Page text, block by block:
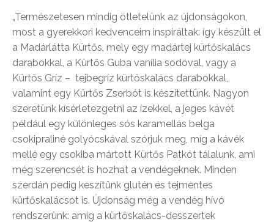
„Természetesen mindig ötletelünk az újdonságokon,
most a gyerekkori kedvenceim inspiráltak: így készült el
a Madárlátta Kürtős, mely egy madártej kürtőskalács
darabokkal, a Kürtős Guba vanília sodóval, vagy a
Kürtős Gríz – tejbegríz kürtőskalács darabokkal,
valamint egy Kürtős Zserbót is készítettünk. Nagyon
szeretünk kísérletezgetni az ízekkel, a jeges kávét
például egy különleges sós karamellás belga
csokipraliné golyócskával szórjuk meg, míg a kávék
mellé egy csokiba mártott Kürtős Patkót tálalunk, ami
még szerencsét is hozhat a vendégeknek. Minden
szerdán pedig keszítünk glutén és tejmentes
kürtőskalácsot is. Újdonság még a vendég hívó
rendszerünk: amíg a kürtőskalács-desszertek